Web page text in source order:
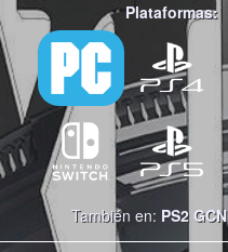
Plataformas:
También en: PS2 GCN